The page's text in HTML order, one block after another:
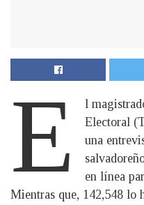
E
l
Electoral
una
en línea
Mientras que, 142,548 lo